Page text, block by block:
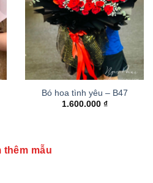
Bó hoa tình yêu – B47
1.600.000 ₫
thêm mẫu